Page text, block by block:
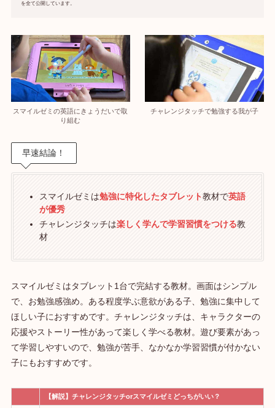
を全て公開しています。
スマイルゼミの英語にきょうだいで取
り組む
チャレンジタッチで勉強する我が子
早速結論！
スマイルゼミは勉強に特化したタブレット教材で英語
が優秀
チャレンジタッチは楽しく学んで学習習慣をつける教
材
スマイルゼミはタブレット1台で完結する教材。画面はシンプル
で、お勉強感強め。ある程度学ぶ意欲がある子、勉強に集中して
ほしい子におすすめです。チャレンジタッチは、キャラクターの
応援やストーリー性があって楽しく学べる教材。遊び要素があっ
て学習しやすいので、勉強が苦手、なかなか学習習慣が付かない
子にもおすすめです。
【解説】チャレンジタッチorスマイルゼミどっちがいい？